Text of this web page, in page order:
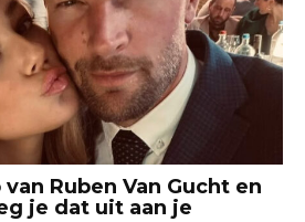
Ruben Van Gucht en
je dat uit aan je